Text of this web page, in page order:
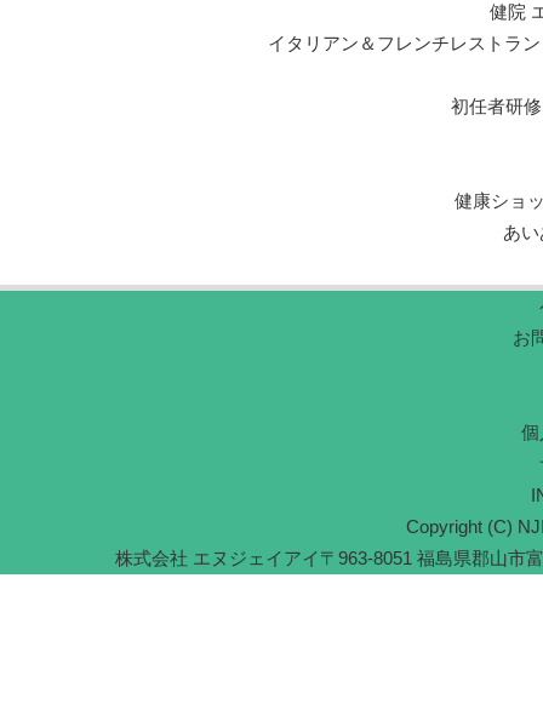
健院
イタリアン＆フレンチレストラ
初任者研修
健康ショ
あ
お
個
Copyright (C)
株式会社 エヌジェイアイ〒963-8051 福島県郡山市